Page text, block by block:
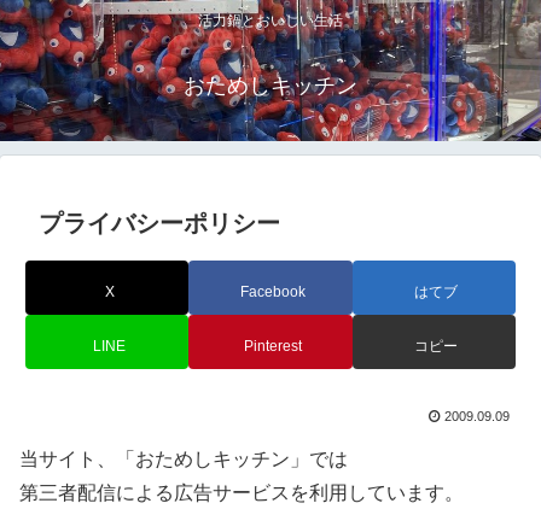
活力鍋とおいしい生活
おためしキッチン
プライバシーポリシー
X Facebook はてブ
LINE Pinterest コピー
2009.09.09
当サイト、「おためしキッチン」では
第三者配信による広告サービスを利用しています。